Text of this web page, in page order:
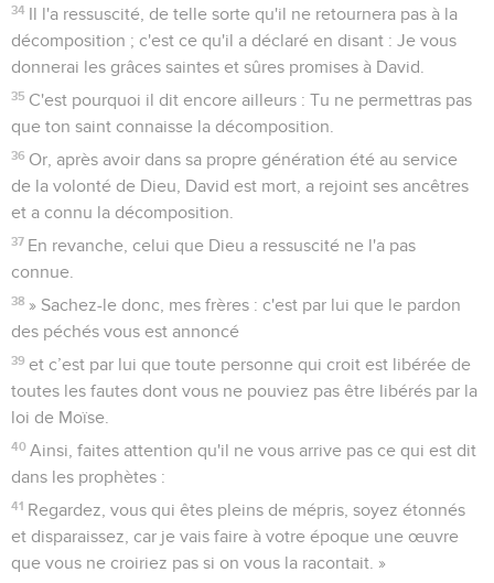
34 Il l'a ressuscité, de telle sorte qu'il ne retournera pas à la
décomposition ; c'est ce qu'il a déclaré en disant : Je vous
donnerai les grâces saintes et sûres promises à David.
35 C'est pourquoi il dit encore ailleurs : Tu ne permettras pas
que ton saint connaisse la décomposition.
36 Or, après avoir dans sa propre génération été au service
de la volonté de Dieu, David est mort, a rejoint ses ancêtres
et a connu la décomposition.
37 En revanche, celui que Dieu a ressuscité ne l'a pas
connue.
38 » Sachez-le donc, mes frères : c'est par lui que le pardon
des péchés vous est annoncé
39 et c’est par lui que toute personne qui croit est libérée de
toutes les fautes dont vous ne pouviez pas être libérés par la
loi de Moïse.
40 Ainsi, faites attention qu'il ne vous arrive pas ce qui est dit
dans les prophètes :
41 Regardez, vous qui êtes pleins de mépris, soyez étonnés
et disparaissez, car je vais faire à votre époque une œuvre
que vous ne croiriez pas si on vous la racontait. »